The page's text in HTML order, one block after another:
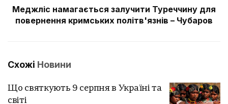
Меджліс намагається залучити Туреччину для
повернення кримських політв'язнів – Чубаров
Схожі Новини
Що святкують 9 серпня в Україні та
світі